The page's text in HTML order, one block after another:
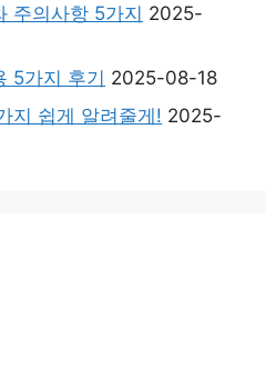
주의사항 5가지 2025-
5가지 후기 2025-08-18
지 쉽게 알려줄게! 2025-